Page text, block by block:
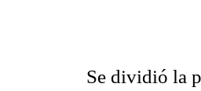
Se dividió la